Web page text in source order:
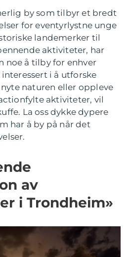
by som tilbyr et bredt
for eventyrlystne unge
landemerker til
aktiviteter, har
noe å tilby for enhver
i å utforske
naturen eller oppleve
aktiviteter, vil
La oss dykke dypere
har å by på når det
av
i Trondheim»